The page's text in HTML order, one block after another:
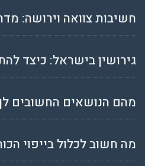
חשיבות צוואה וירושה:
גירושין בישראל: כיצד
מהם הנושאים החשובים לך
מה חשוב לכלול בייפוי